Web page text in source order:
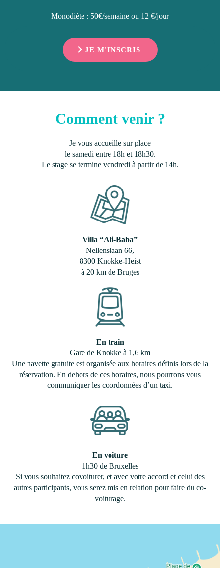
Monodiète : 50€/semaine ou 12 €/jour
JE M'INSCRIS
Comment venir ?
Je vous accueille sur place
le samedi entre 18h et 18h30.
Le stage se termine vendredi à partir de 14h.
Villa “Ali-Baba”
Nellenslaan 66,
8300 Knokke-Heist
à 20 km de Bruges
En train
Gare de Knokke à 1,6 km
Une navette gratuite est organisée aux horaires définis lors de la
réservation. En dehors de ces horaires, nous pourrons vous
communiquer les coordonnées d’un taxi.
En voiture
1h30 de Bruxelles
Si vous souhaitez covoiturer, et avec votre accord et celui des
autres participants, vous serez mis en relation pour faire du co-
voiturage.